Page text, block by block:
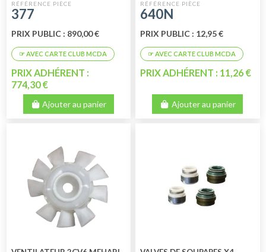
377
PRIX PUBLIC : 890,00 €
PRIX ADHÉRENT :
774,30 €
Ajouter au panier
640N
PRIX PUBLIC : 12,95 €
PRIX ADHÉRENT : 11,26 €
Ajouter au panier